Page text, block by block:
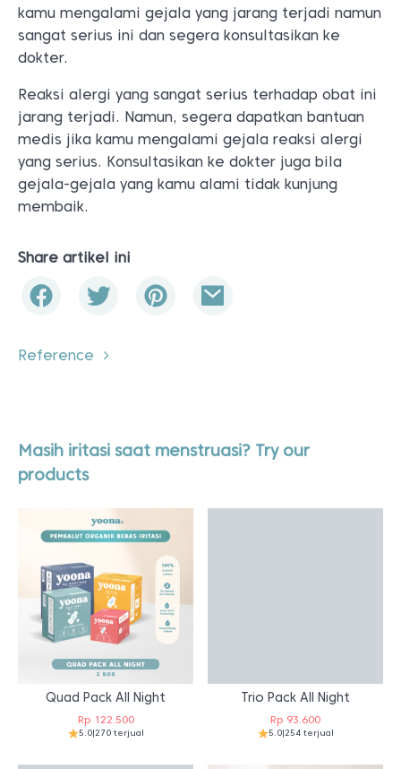
kamu mengalami gejala yang jarang terjadi namun
sangat serius ini dan segera konsultasikan ke
dokter.
Reaksi alergi yang sangat serius terhadap obat ini
jarang terjadi. Namun, segera dapatkan bantuan
medis jika kamu mengalami gejala reaksi alergi
yang serius. Konsultasikan ke dokter juga bila
gejala-gejala yang kamu alami tidak kunjung
membaik.
Share artikel ini
Reference
Masih iritasi saat menstruasi? Try our
products
Quad Pack All Night
Rp122.500
5.0|270 terjual
Trio Pack All Night
Rp 93.600
5.0|254 terjual